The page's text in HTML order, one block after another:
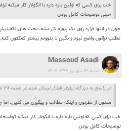
خب برای کسی که اولین باره داره با انگولار کار
خیلی توضیحات کامل بودن
چون در انتها قراره روی یک پروژه کار بشه، بحث های
مطلب براتون واضح نبود و بگین تا بتوونم بیشتر کمکتون کنم.
Massoud Asadi
شنبه ۲۸ شهریور ۱۳۹۴ ۱۳:۱۴
در پاسخ به دیدگاه نیلوفر افشار ارسال شده در شنبه ۲۸ شهریور ۱۳۹۴ ۱۰:۰۵
ممنون از نظرتون و اینکه مطالب و پیگیری می کنین، اما
خب برای کسی که اولین باره داره با انگولار کار میکنه
توضیحات کامل بودن